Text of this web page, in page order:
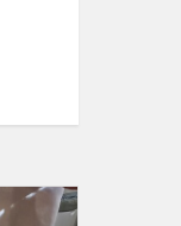
Agroverslo